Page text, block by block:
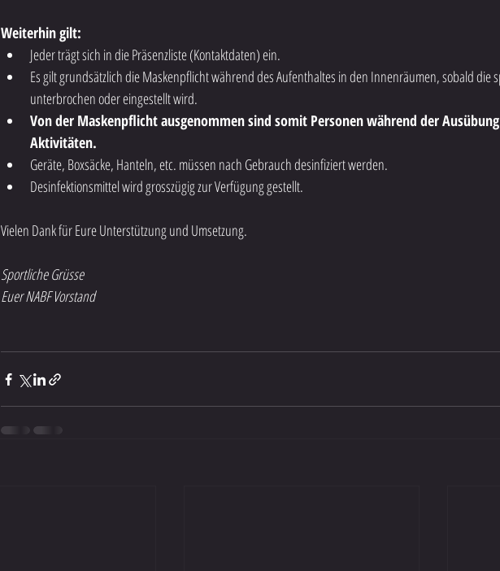
Weiterhin gilt:
Jeder trägt sich in die Präsenzliste (Kontaktdaten) ein.
Es gilt grundsätzlich die Maskenpflicht während des Aufenthaltes in den Innenräumen, sobald die
unterbrochen oder eingestellt wird.
Von der Maskenpflicht ausgenommen sind somit Personen während der
Aktivitäten.
Geräte, Boxsäcke, Hanteln, etc. müssen nach Gebrauch desinfiziert werden.
Desinfektionsmittel wird grosszügig zur Verfügung gestellt.
Vielen Dank für Eure Unterstützung und Umsetzung.
Sportliche Grüsse
Euer NABF Vorstand